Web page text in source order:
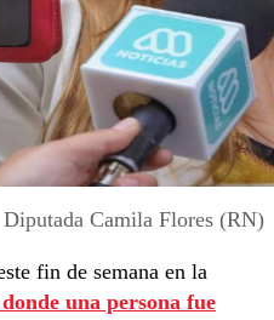
Diputada Camila Flores (RN)
fin de semana en la
una persona fue